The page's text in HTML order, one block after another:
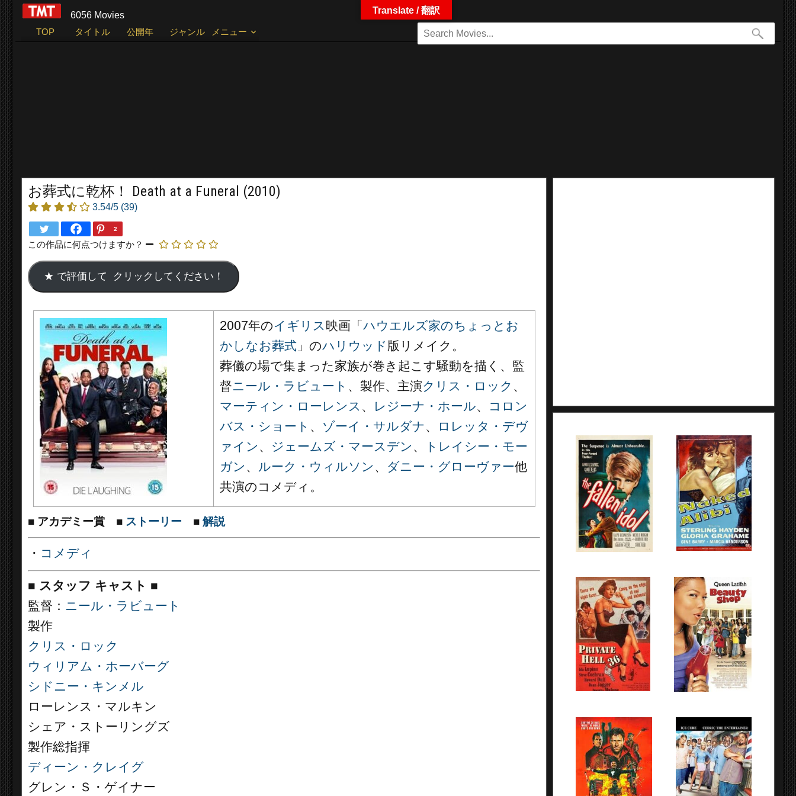
6056 Movies
TOP
タイトル 公開年 ジャンル メニュー
お葬式に乾杯！ Death at a Funeral (2010)
3.54/5 (39)
2
この作品に何点つけますか？
2007年のイギリス映画「 ハウエルズ家のちょっとお
かしなお葬式」のハリウッド版リメイク。
葬儀の場で集まった家族が巻き起こす騒動を描く、監
督ニール・ラビュート 、製作、主演クリス・ロック 、
マーティン・ローレンス 、 レジーナ・ホール、
コロン
バス・ショート 、 ゾーイ・サルダナ、
ロレッタ・デヴ
ァイン 、 ジェームズ・マースデン 、
トレイシー・モー
ガン 、 ルーク・ウィルソン 、 ダニー・グローヴァー他
共演のコメディ。
■ アカデミー賞 ■ ストーリー ■ 解説
・ コメディ
■ スタッフ キャスト ■
監督： ニール・ラビュート
製作
クリス・ロック
ウィリアム・ホーバーグ
シドニー・キンメル
ローレンス・マルキン
シェア・ストーリングズ
製作総指揮
ディーン・クレイグ
グレン・Ｓ・ゲイナー
Translate / 翻訳